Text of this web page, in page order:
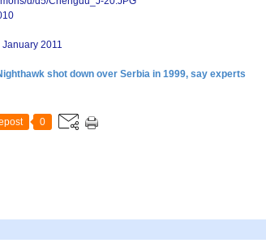
2011
shot down over Serbia in 1999, say experts
0